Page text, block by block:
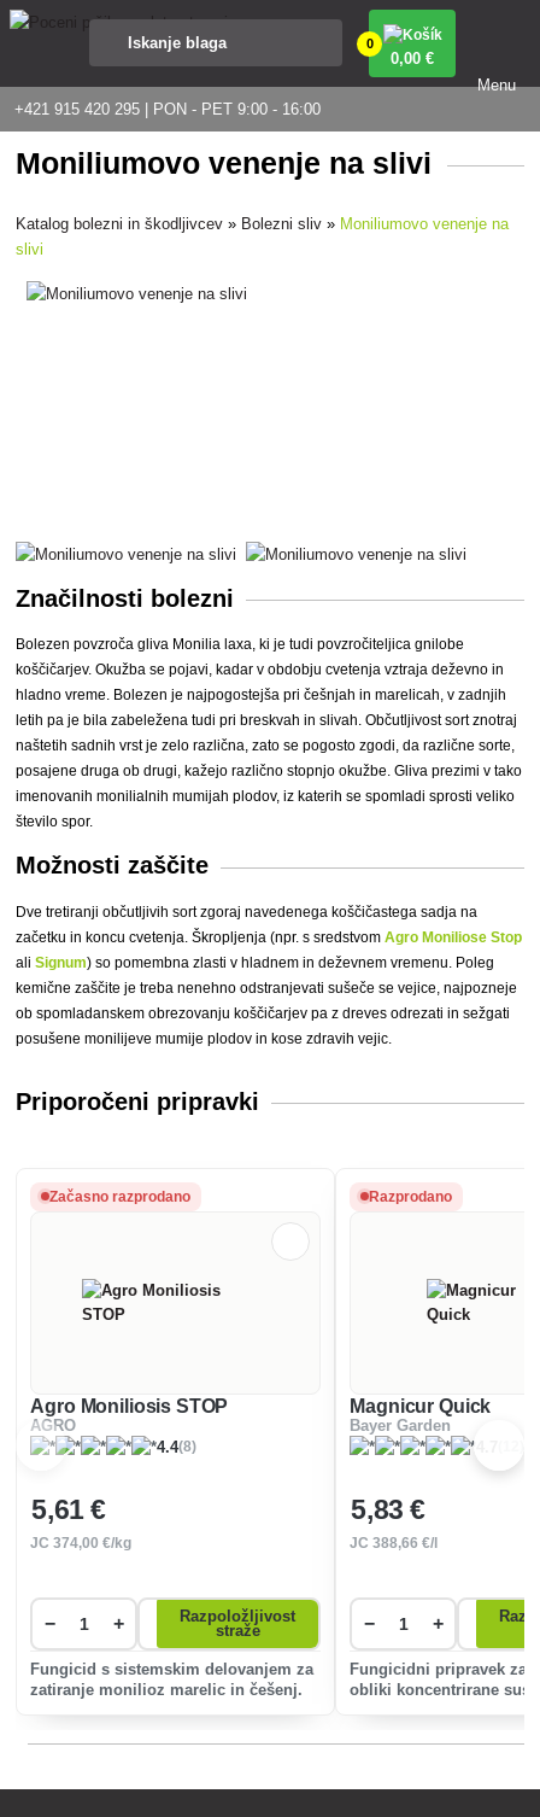
+421 915 420 295 | PON - PET 9:00 - 16:00
0
0,00 €
Menu
Moniliumovo venenje na slivi
Katalog bolezni in škodljivcev » Bolezni sliv » Moniliumovo venenje na
slivi
Značilnosti bolezni
Bolezen povzroča gliva Monilia laxa, ki je tudi povzročiteljica gnilobe
koščičarjev. Okužba se pojavi, kadar v obdobju cvetenja vztraja deževno in
hladno vreme. Bolezen je najpogostejša pri češnjah in marelicah, v zadnjih
letih pa je bila zabeležena tudi pri breskvah in slivah. Občutljivost sort znotraj
naštetih sadnih vrst je zelo različna, zato se pogosto zgodi, da različne sorte,
posajene druga ob drugi, kažejo različno stopnjo okužbe. Gliva prezimi v tako
imenovanih monilialnih mumijah plodov, iz katerih se spomladi sprosti veliko
število spor.
Možnosti zaščite
Dve tretiranji občutljivih sort zgoraj navedenega koščičastega sadja na
začetku in koncu cvetenja. Škropljenja (npr. s sredstvomAgro Moniliose Stop
aliSignum) so pomembna zlasti v hladnem in deževnem vremenu. Poleg
kemične zaščite je treba nenehno odstranjevati sušeče se vejice, najpozneje
ob spomladanskem obrezovanju koščičarjev pa z dreves odrezati in sežgati
posušene monilijeve mumije plodov in kose zdravih vejic.
Priporočeni pripravki
Začasno razprodano
Agro Moniliosis STOP
AGRO
4.4(8)
5,61 €
JC374,00 €/kg
− +
Razpoložljivost
straže
Fungicid s sistemskim delovanjem za
zatiranje monilioz marelic in češenj.
Razprodano
Magnicur Quick
Bayer Garden
5,83 €
JC388,66 €/l
− +
Fungicidni pripravek za
obliki koncentrirane